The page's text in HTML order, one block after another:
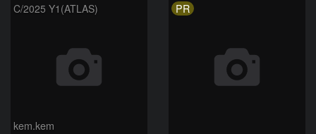
C/2025 Y1(ATLAS)
kem.kem
PR